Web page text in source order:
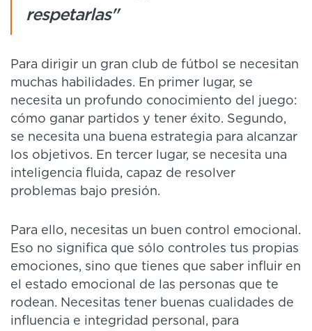
respetarlas"
Para dirigir un gran club de fútbol se necesitan
muchas habilidades. En primer lugar, se
necesita un profundo conocimiento del juego:
cómo ganar partidos y tener éxito. Segundo,
se necesita una buena estrategia para alcanzar
los objetivos. En tercer lugar, se necesita una
inteligencia fluida, capaz de resolver
problemas bajo presión.
Para ello, necesitas un buen control emocional.
Eso no significa que sólo controles tus propias
emociones, sino que tienes que saber influir en
el estado emocional de las personas que te
rodean. Necesitas tener buenas cualidades de
influencia e integridad personal, para